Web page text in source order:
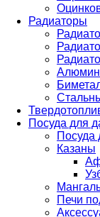
Радиаторы
Посуда для
Посуда
Казаны
Печи